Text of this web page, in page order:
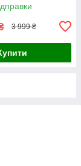
3 999 ₴